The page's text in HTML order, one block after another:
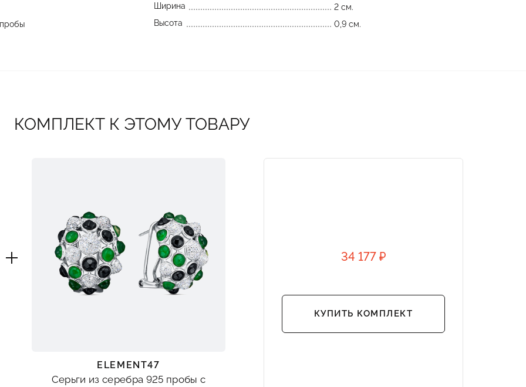
Ширина
2 см.
Высота
0,9 см.
КОМПЛЕКТ К ЭТОМУ ТОВАРУ
ELEMENT47
Серьги из серебра 925 пробы с
34 177 ₽
КУПИТЬ КОМПЛЕКТ